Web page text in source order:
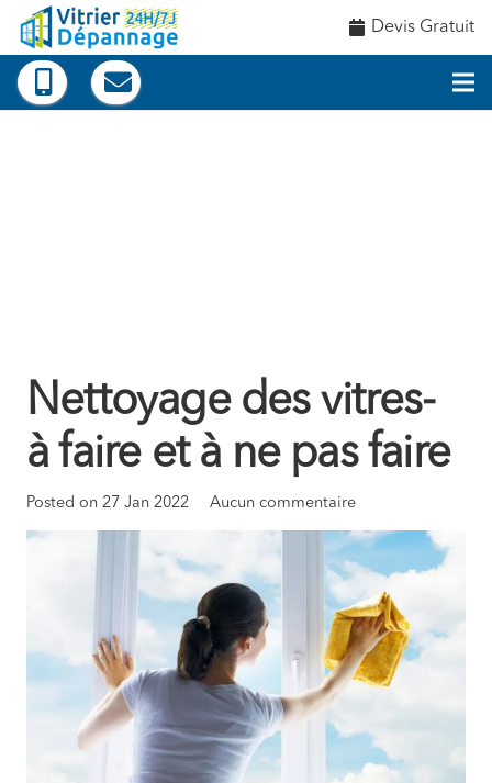
Devis Gratuit
Nettoyage des vitres-
à faire et à ne pas faire
Posted on 27 Jan 2022 Aucun commentaire